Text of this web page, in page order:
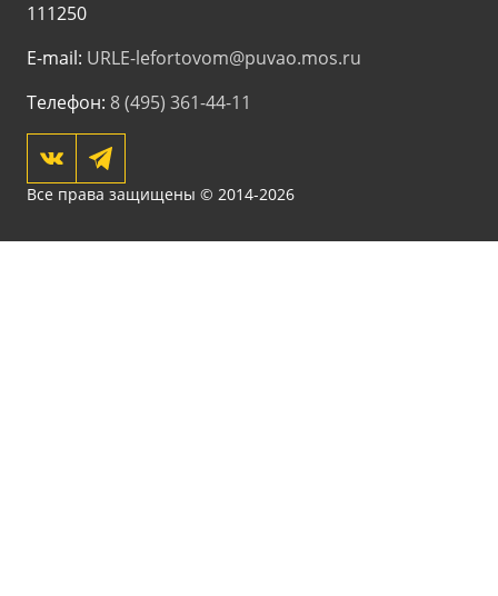
111250
E-mail: URLE-lefortovom@puvao.mos.ru
Телефон: 8 (495) 361-44-11
Все права защищены © 2014-2026